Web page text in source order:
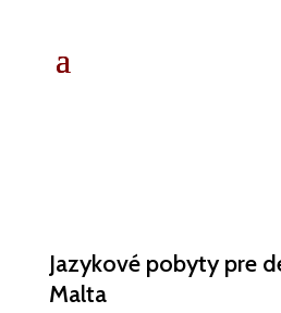
Jazykové pobyty pre
Malta